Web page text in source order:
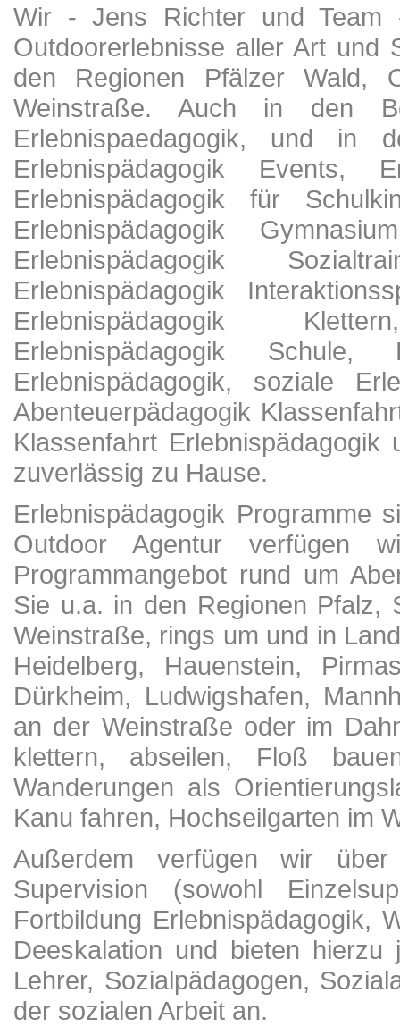
Wir - Jens Richter und
Outdoorerlebnisse aller Art und
den Regionen Pfälzer Wald,
Weinstraße. Auch in den
Erlebnispaedagogik, und in
Erlebnispädagogik Events,
Erlebnispädagogik für
Erlebnispädagogik
Erlebnispädagogik
Erlebnispädagogik
Erlebnispädagogik
Erlebnispädagogik Schule,
Erlebnispädagogik, soziale
Abenteuerpädagogik
Klassenfahrt
zuverlässig zu Hause.
Erlebnispädagogik Programme
Outdoor Agentur verfügen
Programmangebot rund um
Sie u.a. in den Regionen Pfalz,
Weinstraße, rings um und in
Heidelberg, Hauenstein,
Dürkheim, Ludwigshafen,
an der Weinstraße oder im
klettern, abseilen, Floß
Wanderungen als
Kanu fahren, Hochseilgarten im
Außerdem verfügen wir
Supervision (sowohl
Fortbildung Erlebnispädagogik,
Deeskalation und bieten
Lehrer, Sozialpädagogen,
der sozialen Arbeit an.